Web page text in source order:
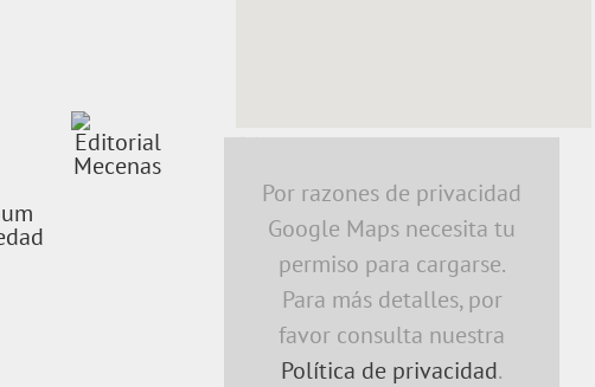
embedding a google map
Por razones de privacidad
Google Maps necesita tu
permiso para cargarse.
Para más detalles, por
favor consulta nuestra
Política de privacidad.